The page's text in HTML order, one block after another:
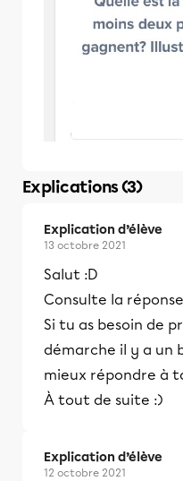
Explications (3)
Explication d’élève
13 octobre 2021
Salut :D
Consulte la
Si tu as besoin de
démarche il y a un
mieux répondre à
À tout de suite :)
Explication d’élève
12 octobre 2021